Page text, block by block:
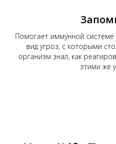
Помогает иммунной
вид угроз, с которыми
организм знал, как
этими же